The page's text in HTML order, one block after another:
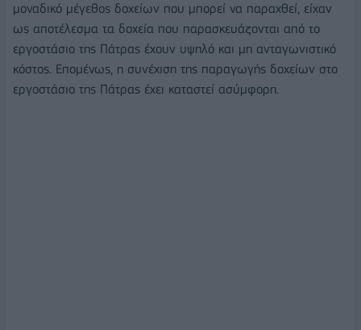
μοναδικό μέγεθος δοχείων που μπορεί να παραχθεί, είχαν
ως αποτέλεσμα τα δοχεία που παρασκευάζονται από το
εργοστάσιο της Πάτρας έχουν υψηλό και μη ανταγωνιστικό
κόστος. Επομένως, η συνέχιση της παραγωγής δοχείων στο
εργοστάσιο της Πάτρας έχει καταστεί ασύμφορη.